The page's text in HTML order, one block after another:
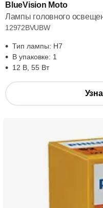
BlueVision Moto
Лампы головного
12972BVUBW
Тип лампы: H7
В упаковке: 1
12 В, 55 Вт